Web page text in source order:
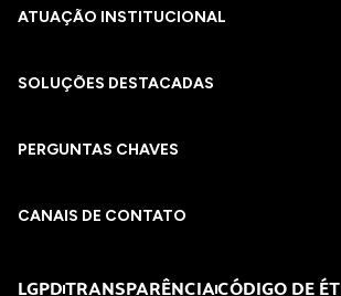
ATUAÇÃO INSTITUCIONAL
SOLUÇÕES DESTACADAS
PERGUNTAS CHAVES​
CANAIS DE CONTATO
LGPDTRANSPARÊNCIACÓDIGO DE